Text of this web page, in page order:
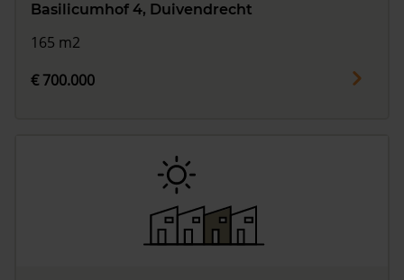
Basilicumhof 4, Duivendrecht
165 m2
€ 700.000